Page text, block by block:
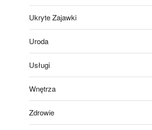
Ukryte Zajawki
Uroda
Usługi
Wnętrza
Zdrowie